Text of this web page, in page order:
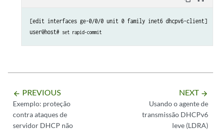
[edit interfaces ge-0/0/0 unit 0 family inet6 dhcpv6-client]
user@host# set rapid-commit
arrow_backward PREVIOUS
Exemplo: proteção
contra ataques de
servidor DHCP não
NEXT arrow_forward
Usando o agente de
transmissão DHCPv6
leve (LDRA)